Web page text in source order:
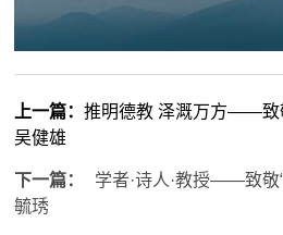
上一篇：推明德教 泽溉万方——致
吴健雄
下一篇：
学者·诗人·教授——致敬
毓琇